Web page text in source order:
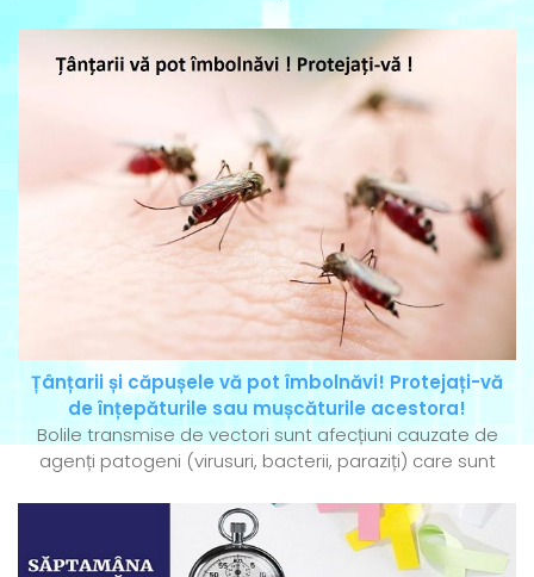
Țânțarii și căpușele vă pot îmbolnăvi! Protejați-vă
de înțepăturile sau mușcăturile acestora!
Bolile transmise de vectori sunt afecțiuni cauzate de
agenți patogeni (virusuri, bacterii, paraziți) care sunt